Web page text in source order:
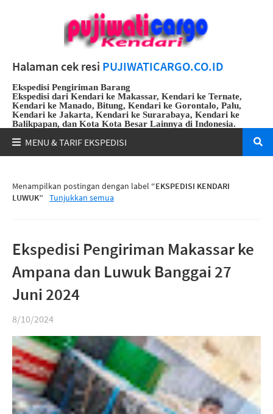
Halaman cek resi PUJIWATICARGO.CO.ID
Ekspedisi Pengiriman Barang
Ekspedisi dari Kendari ke Makassar, Kendari ke Ternate,
Kendari ke Manado, Bitung, Kendari ke Gorontalo, Palu,
Kendari ke Jakarta, Kendari ke Surarabaya, Kendari ke
Balikpapan, dan Kota Kota Besar Lainnya di Indonesia.
Menampilkan postingan dengan label
EKSPEDISI KENDARI
LUWUK
Tunjukkan semua
Ekspedisi Pengiriman Makassar ke
Ampana dan Luwuk Banggai 27
Juni 2024
8/10/2024